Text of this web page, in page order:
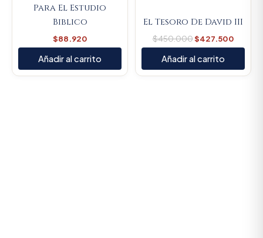
Para El Estudio
Biblico
$88.920
Añadir al carrito
El Tesoro De David III
$450.000$427.500
Añadir al carrito